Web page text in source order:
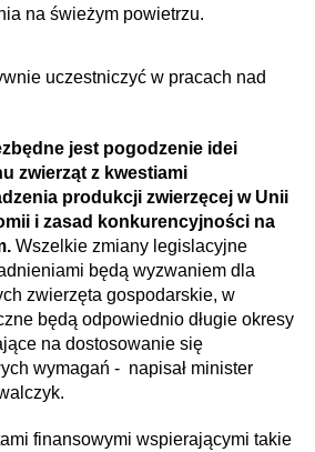
na świeżym powietrzu.
uczestniczyć w pracach nad
jest pogodzenie idei
zwierząt z kwestiami
produkcji zwierzęcej w Unii
i zasad konkurencyjności na
Wszelkie zmiany legislacyjne
będą wyzwaniem dla
zwierzęta gospodarskie, w
będą odpowiednio długie okresy
na dostosowanie się
wymagań - napisał minister
finansowymi wspierającymi takie